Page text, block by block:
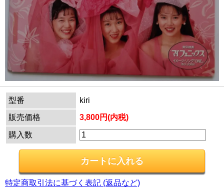
型番
kiri
販売価格
3,800円(内税)
購入数
特定商取引法に基づく表記 (返品など)